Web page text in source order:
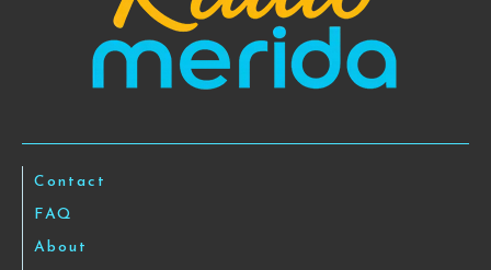
Contact
FAQ
About